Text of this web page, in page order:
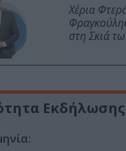
Χέρια
στη Σκιά
Εκδήλωσης